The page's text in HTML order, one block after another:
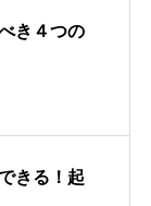
き４つの
きる！起